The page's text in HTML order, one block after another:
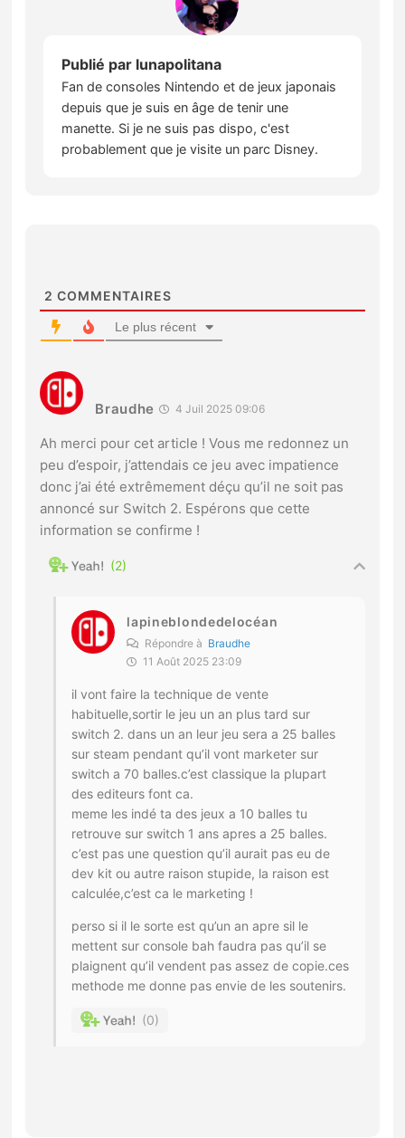
Publié par lunapolitana
Fan de consoles Nintendo et de jeux japonais
depuis que je suis en âge de tenir une
manette. Si je ne suis pas dispo, c'est
probablement que je visite un parc Disney.
2 COMMENTAIRES
Le plus récent
Braudhe 4 Juil 2025 09:06
Ah merci pour cet article ! Vous me redonnez un
peu d’espoir, j’attendais ce jeu avec impatience
donc j’ai été extrêmement déçu qu’il ne soit pas
annoncé sur Switch 2. Espérons que cette
information se confirme !
2
lapineblondedelocéan
Répondre à Braudhe
11 Août 2025 23:09
il vont faire la technique de vente
habituelle,sortir le jeu un an plus tard sur
switch 2. dans un an leur jeu sera a 25 balles
sur steam pendant qu’il vont marketer sur
switch a 70 balles.c’est classique la plupart
des editeurs font ca.
meme les indé ta des jeux a 10 balles tu
retrouve sur switch 1 ans apres a 25 balles.
c’est pas une question qu’il aurait pas eu de
dev kit ou autre raison stupide, la raison est
calculée,c’est ca le marketing !
perso si il le sorte est qu’un an apre sil le
mettent sur console bah faudra pas qu’il se
plaignent qu’il vendent pas assez de copie.ces
methode me donne pas envie de les soutenirs.
0